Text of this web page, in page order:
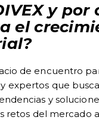
y por
el
de encuentro
expertos que
y
retos del mercado